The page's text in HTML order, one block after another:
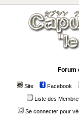
Forum
Site Facebook
Liste des
Se connecter pour